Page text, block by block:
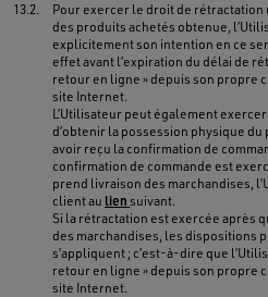
13.2.
Pour exercer le droit de rétractation
des produits achetés obtenue,
explicitement son intention en ce
effet avant l’expiration du délai de
retour en ligne » depuis son propre
site Internet.
L’Utilisateur peut également
d’obtenir la possession physique
avoir reçu la confirmation de
confirmation de commande est
prend livraison des marchandises,
client au liensuivant.
Si la rétractation est exercée après
des marchandises, les dispositions
s’appliquent ; c’est-à-dire que
retour en ligne » depuis son propre
site Internet.